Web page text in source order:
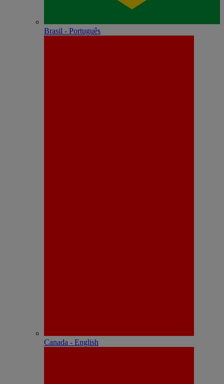
Brasil - Português
Canada - English